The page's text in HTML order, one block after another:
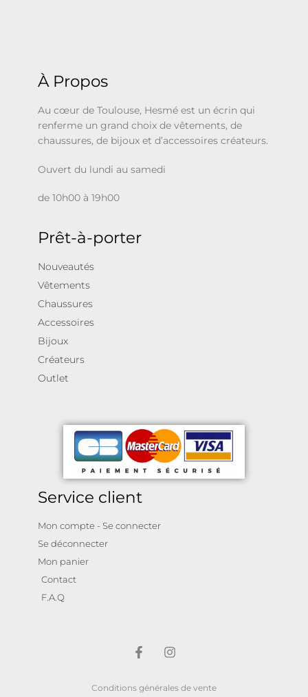
À Propos
Au cœur de Toulouse, Hesmé est un écrin qui
renferme un grand choix de vêtements, de
chaussures, de bijoux et d’accessoires créateurs.
Ouvert du lundi au samedi
de 10h00 à 19h00
Prêt-à-porter
Nouveautés
Vêtements
Chaussures
Accessoires
Bijoux
Créateurs
Outlet
Service client
Mon compte - Se connecter
Se déconnecter
Mon panier
Contact
F.A.Q
Conditions générales de vente